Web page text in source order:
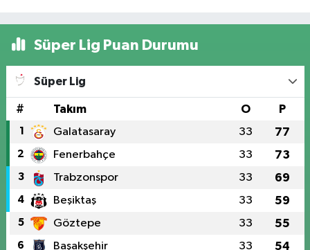
Süper Lig Puan Durumu
Süper Lig
# Takım O P
1 Galatasaray 33 77
2 Fenerbahçe 33 73
3 Trabzonspor 33 69
4 Beşiktaş 33 59
5 Göztepe 33 55
6 Başakşehir 33 54